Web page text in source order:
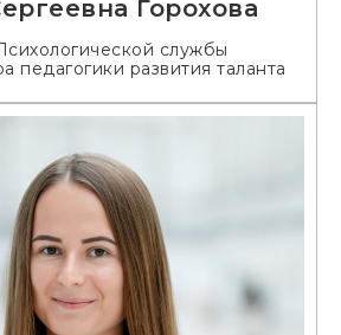
Горохова
службы
педагогики развития таланта